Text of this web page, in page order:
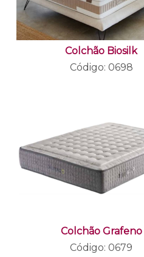
Colchão Biosilk
Código: 0698
Colchão Grafeno
Código: 0679